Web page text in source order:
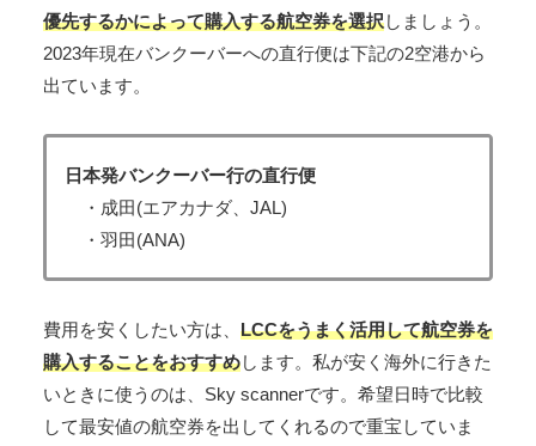
優先するかによって購入する航空券を選択しましょう。
2023年現在バンクーバーへの直行便は下記の2空港から
出ています。
日本発バンクーバー行の直行便
・成田(エアカナダ、JAL)
・羽田(ANA)
費用を安くしたい方は、 LCCをうまく活用して航空券を
購入することをおすすめします。私が安く海外に行きた
いときに使うのは、Sky scannerです。希望日時で比較
して最安値の航空券を出してくれるので重宝していま